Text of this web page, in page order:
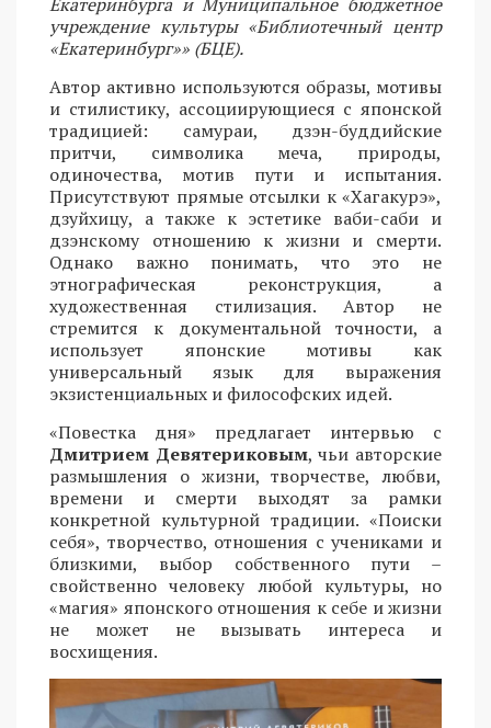
учреждение культуры «Библиотечный центр
«Екатеринбург»» (БЦЕ).
Автор активно используются образы, мотивы
и стилистику, ассоциирующиеся с японской
традицией: самураи, дзэн-буддийские
притчи, символика меча, природы,
одиночества, мотив пути и испытания.
Присутствуют прямые отсылки к «Хагакурэ»,
дзуйхицу, а также к эстетике ваби-саби и
дзэнскому отношению к жизни и смерти.
Однако важно понимать, что это не
этнографическая реконструкция, а
художественная стилизация. Автор не
стремится к документальной точности, а
использует японские мотивы как
универсальный язык для выражения
экзистенциальных и философских идей.
«Повестка дня» предлагает интервью с
Дмитрием Девятериковым, чьи авторские
размышления о жизни, творчестве, любви,
времени и смерти выходят за рамки
конкретной культурной традиции. «Поиски
себя», творчество, отношения с учениками и
близкими, выбор собственного пути –
свойственно человеку любой культуры, но
«магия» японского отношения к себе и жизни
не может не вызывать интереса и
восхищения.